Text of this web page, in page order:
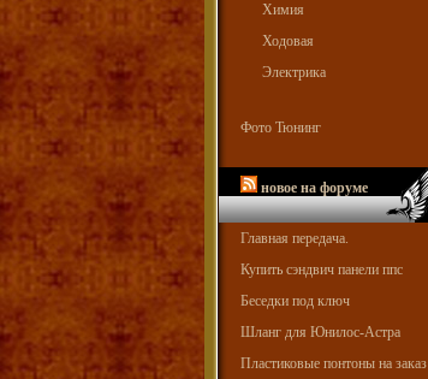
Химия
Ходовая
Электрика
Фото Тюнинг
новое на форуме
Главная передача.
Купить сэндвич панели ппс
Беседки под ключ
Шланг для Юнилос-Астра
Пластиковые понтоны на заказ